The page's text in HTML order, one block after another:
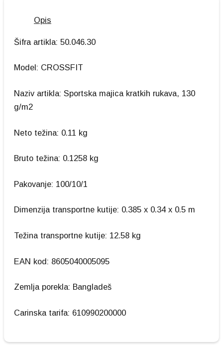
Opis
Šifra artikla: 50.046.30
Model: CROSSFIT
Naziv artikla: Sportska majica kratkih rukava, 130
g/m2
Neto težina: 0.11 kg
Bruto težina: 0.1258 kg
Pakovanje: 100/10/1
Dimenzija transportne kutije: 0.385 x 0.34 x 0.5 m
Težina transportne kutije: 12.58 kg
EAN kod: 8605040005095
Zemlja porekla: Bangladeš
Carinska tarifa: 610990200000